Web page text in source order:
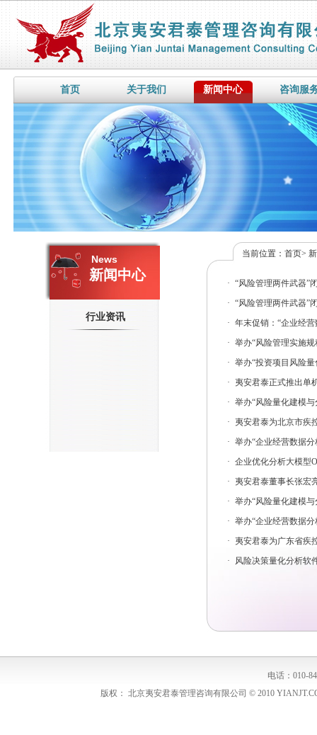
首页 关于我们 新闻中心 咨询服
News
新闻中心
行业资讯
当前位置： 首页>
· “风险管理两件武器”
· “风险管理两件武器”
· 年末促销：“企业经
· 举办“风险管理实施规
· 举办“投资项目风险
· 夷安君泰正式推出单
· 举办“风险量化建模
· 夷安君泰为北京市疾
· 举办“企业经营数据
· 企业优化分析大模型
· 夷安君泰董事长张宏
· 举办“风险量化建模
· 举办“企业经营数据
· 夷安君泰为广东省疾
·
风险决策量化分析软
电话：010-
版权： 北京夷安君泰管理咨询有限公司 © 2010